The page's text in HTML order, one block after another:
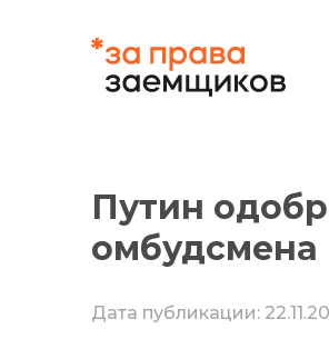
Путин
омбудсмена
Дата публикации: